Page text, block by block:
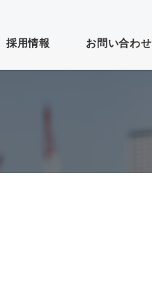
採用情報 お問い合わせ